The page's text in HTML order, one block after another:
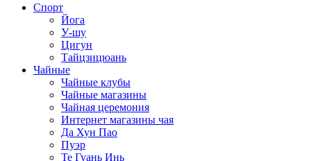
Спорт
Йога
У-шу
Цигун
Тайцзицюань
Чайные
Чайные клубы
Чайные магазины
Чайная церемония
Интернет магазины чая
Да Хун Пао
Пуэр
Те Гуань Инь